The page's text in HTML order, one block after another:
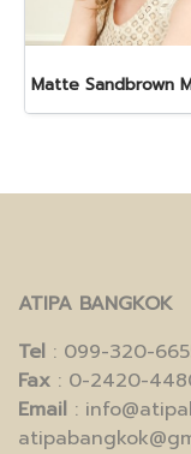
ATIPA BANGKOK
Tel : 099-320-
Fax : 0-2420-
Email :